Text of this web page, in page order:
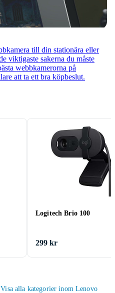
till din stationära eller
viktigaste sakerna du måste
webbkamerorna på
att ta ett bra köpbeslut.
Logitech Brio 100
299 kr
Visa alla kategorier inom Lenovo